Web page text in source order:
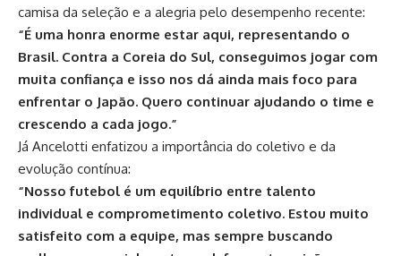
camisa da seleção e a alegria pelo desempenho recente:
“É uma honra enorme estar aqui, representando o
Brasil. Contra a Coreia do Sul, conseguimos jogar com
muita confiança e isso nos dá ainda mais foco para
enfrentar o Japão. Quero continuar ajudando o time e
crescendo a cada jogo.”
Já Ancelotti enfatizou a importância do coletivo e da
evolução contínua:
“Nosso futebol é um equilíbrio entre talento
individual e comprometimento coletivo. Estou muito
satisfeito com a equipe, mas sempre buscando